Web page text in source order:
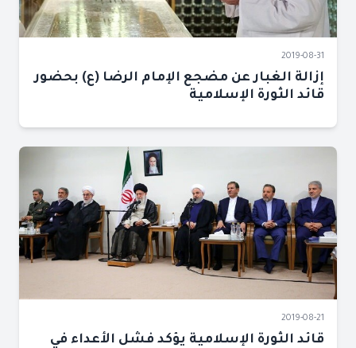
2019-08-31
إزالة الغبار عن مضجع الإمام الرضا (ع) بحضور
قائد الثورة الإسلامية
2019-08-21
قائد الثورة الإسلامية يؤكد فشل الأعداء في